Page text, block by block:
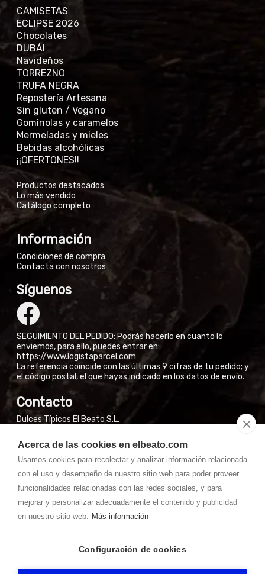
Acerca de las cookies en elbeato.com
Usamos cookies para recolectar y analizar información relacionada
con el uso y desempeño de nuestro sitio web para poder proveer
funcionalidades relacionadas con las redes sociales, y para
mejorar y personalizar adecuadamente el contenido y publicidad
en nuestro sitio web. Más información
Configuración de cookies
CAMISETAS
ECLIPSE 2026
Chocolates
DUBÁI
Navideños
TORREZNO
TRUFA NEGRA
Repostería Artesana
Sin gluten / Vegano
Gominolas y caramelos
Mermeladas y mieles
Bebidas alcohólicas
¡¡OFERTONES!!
Productos destacados
Lo más vendido
Catálogo completo
Información
Condiciones de compra
Contacta con nosotros
Síguenos
SEGUIMIENTO DEL PEDIDO: Podrás hacerlo en cuanto lo
enviemos, para ello, puedes entrar en:
https://www.logistaparcel.com
La referencia coincide con las últimas 9 cifras de tu pedido; y
el código postal, el que hayas indicado en los datos de envío.
Contacto
Dulces Típicos El Beato S.L.
El Burgo de Osma (Soria)
NO VENDEMOS EN FÁBRICA A PARTICULARES
Si están en El Burgo de Osma, pueden encontrar nuestros
productos en las tiendas de la Calle Mayor.
Whatssapp: 667 31 50 28 (7:30-14:00) laborales
Teléfono: 975 36 01 46 (07:00 - 15:00) laborales